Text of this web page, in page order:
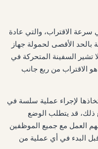
سرعة الاقتراب، والتي عادة
السرعة بالحد الأقصى لحمولة جهاز
تشير السفينة المتحركة في
هو الاقتراب من ربع جانب
لإجراء عملية سلسة في
ذلك، قد يتطلب الوضع
العمل مع جميع الموظفين
البدء في أي عملية من